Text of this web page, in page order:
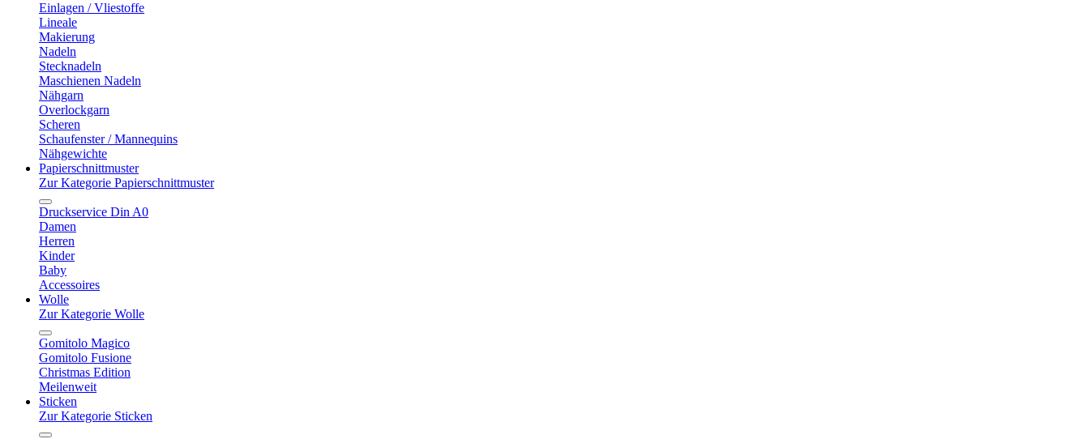
Einlagen / Vliestoffe
Lineale
Makierung
Nadeln
Stecknadeln
Maschienen Nadeln
Nähgarn
Overlockgarn
Scheren
Schaufenster / Mannequins
Nähgewichte
Papierschnittmuster
Zur Kategorie Papierschnittmuster
Druckservice Din A0
Damen
Herren
Kinder
Baby
Accessoires
Wolle
Zur Kategorie Wolle
Gomitolo Magico
Gomitolo Fusione
Christmas Edition
Meilenweit
Sticken
Zur Kategorie Sticken